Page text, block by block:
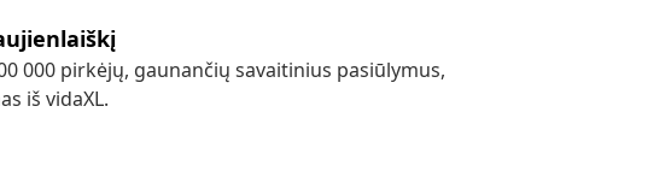
000 pirkėjų, gaunančių savaitinius pasiūlymus,
iš vidaXL.